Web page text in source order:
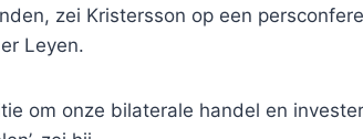
zei Kristersson op een
Leyen.
om onze bilaterale handel en